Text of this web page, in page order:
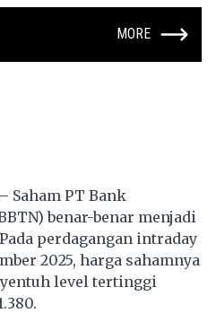
MORE
– Saham PT Bank
) benar-benar menjadi
perdagangan intraday
2025, harga sahamnya
level tertinggi